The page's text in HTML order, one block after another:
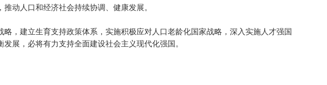
动人口和经济社会持续协调、健康发展。
建立生育支持政策体系，实施积极应对人口老龄化国家战略，深入实施人才强国
展，必将有力支持全面建设社会主义现代化强国。